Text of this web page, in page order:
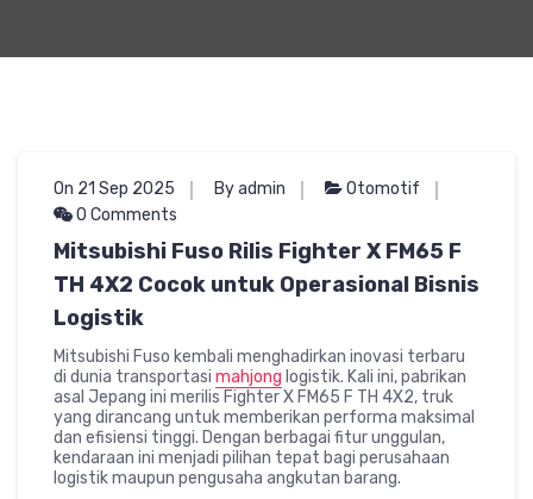
On 21 Sep 2025 By admin
Otomotif
0 Comments
Mitsubishi Fuso Rilis Fighter X FM65 F
TH 4X2 Cocok untuk Operasional Bisnis
Logistik
Mitsubishi Fuso kembali menghadirkan inovasi terbaru
di dunia transportasi mahjong logistik. Kali ini, pabrikan
asal Jepang ini merilis Fighter X FM65 F TH 4X2, truk
yang dirancang untuk memberikan performa maksimal
dan efisiensi tinggi. Dengan berbagai fitur unggulan,
kendaraan ini menjadi pilihan tepat bagi perusahaan
logistik maupun pengusaha angkutan barang.